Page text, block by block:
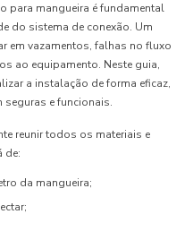
para mangueira é fundamental
do sistema de conexão. Um
em vazamentos, falhas no fluxo
ao equipamento. Neste guia,
a instalação de forma eficaz,
seguras e funcionais.
reunir todos os materiais e
de:
da mangueira;